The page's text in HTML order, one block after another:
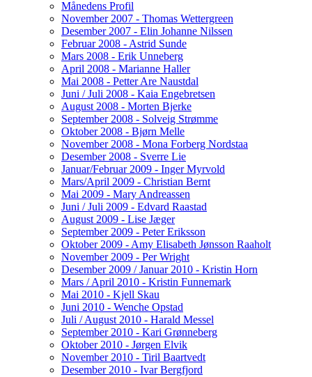
Månedens Profil
November 2007 - Thomas Wettergreen
Desember 2007 - Elin Johanne Nilssen
Februar 2008 - Astrid Sunde
Mars 2008 - Erik Unneberg
April 2008 - Marianne Haller
Mai 2008 - Petter Are Naustdal
Juni / Juli 2008 - Kaia Engebretsen
August 2008 - Morten Bjerke
September 2008 - Solveig Strømme
Oktober 2008 - Bjørn Melle
November 2008 - Mona Forberg Nordstaa
Desember 2008 - Sverre Lie
Januar/Februar 2009 - Inger Myrvold
Mars/April 2009 - Christian Bernt
Mai 2009 - Mary Andreassen
Juni / Juli 2009 - Edvard Raastad
August 2009 - Lise Jæger
September 2009 - Peter Eriksson
Oktober 2009 - Amy Elisabeth Jønsson Raaholt
November 2009 - Per Wright
Desember 2009 / Januar 2010 - Kristin Horn
Mars / April 2010 - Kristin Funnemark
Mai 2010 - Kjell Skau
Juni 2010 - Wenche Opstad
Juli / August 2010 - Harald Messel
September 2010 - Kari Grønneberg
Oktober 2010 - Jørgen Elvik
November 2010 - Tiril Baartvedt
Desember 2010 - Ivar Bergfjord